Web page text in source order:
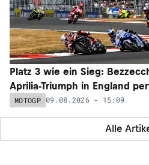
Alle
Platz 3 wie ein Sieg:
Aprilia-Triumph in England
MOTOGP 09.08.2026 - 15:09